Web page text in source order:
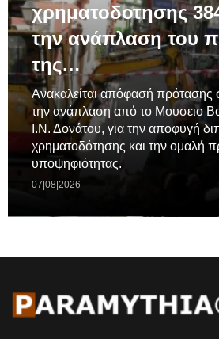
χρηματοδοτησης
την ανάπλαση του
της…
Ανακαλείται απόφασή πρότασης
την ανάπλαση από το Μουσειο
Ι.Ν. Δονάτου, για την αποφυγή
χρηματοδότησης και την ομαλή
υποψηφιότητας.
07|08|2026